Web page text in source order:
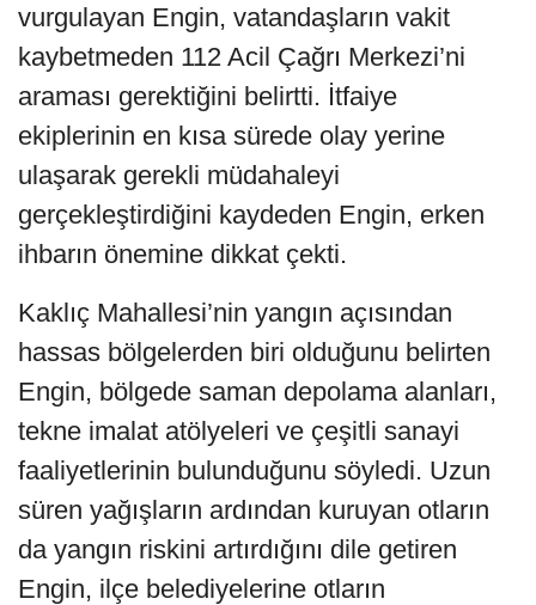
vurgulayan Engin, vatandaşların vakit
kaybetmeden 112 Acil Çağrı Merkezi’ni
araması gerektiğini belirtti. İtfaiye
ekiplerinin en kısa sürede olay yerine
ulaşarak gerekli müdahaleyi
gerçekleştirdiğini kaydeden Engin, erken
ihbarın önemine dikkat çekti.
Kaklıç Mahallesi’nin yangın açısından
hassas bölgelerden biri olduğunu belirten
Engin, bölgede saman depolama alanları,
tekne imalat atölyeleri ve çeşitli sanayi
faaliyetlerinin bulunduğunu söyledi. Uzun
süren yağışların ardından kuruyan otların
da yangın riskini artırdığını dile getiren
Engin, ilçe belediyelerine otların